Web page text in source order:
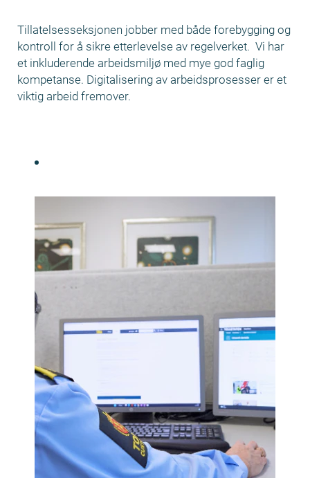
Tillatelsesseksjonen jobber med både forebygging og
kontroll for å sikre etterlevelse av regelverket. Vi har
et inkluderende arbeidsmiljø med mye god faglig
kompetanse. Digitalisering av arbeidsprosesser er et
viktig arbeid fremover.